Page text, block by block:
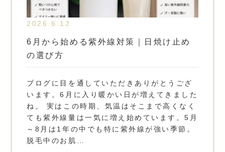
2026.6.12
6月から始める紫外線対策｜日焼け止め
の選び方
ブログに目を通していただきありがとうござ
います。6月に入り暖かい日が増えてきました
ね。 実はこの時期、気温はそこまで高くなく
ても紫外線量は一気に増え始めています。5月
～8月は1年の中でも特に紫外線が強い季節。
脱毛中のお肌…